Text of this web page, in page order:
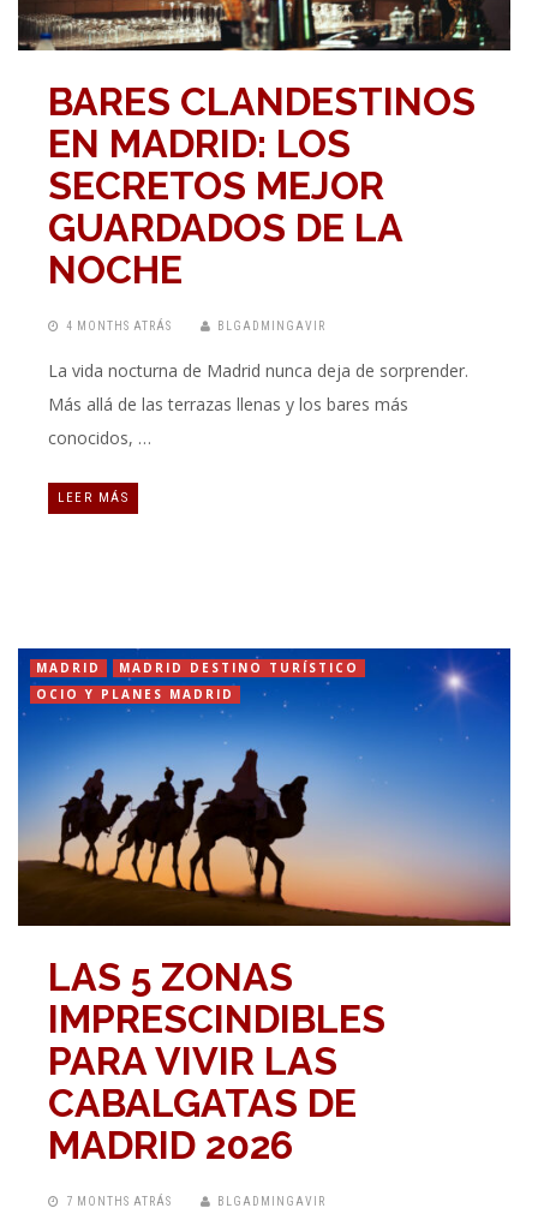
BARES CLANDESTINOS
EN MADRID: LOS
SECRETOS MEJOR
GUARDADOS DE LA
NOCHE
4 MONTHS ATRÁS BLGADMINGAVIR
La vida nocturna de Madrid nunca deja de sorprender.
Más allá de las terrazas llenas y los bares más
conocidos, …
LEER MÁS
MADRID
MADRID DESTINO TURÍSTICO
OCIO Y PLANES MADRID
LAS 5 ZONAS
IMPRESCINDIBLES
PARA VIVIR LAS
CABALGATAS DE
MADRID 2026
7 MONTHS ATRÁS BLGADMINGAVIR